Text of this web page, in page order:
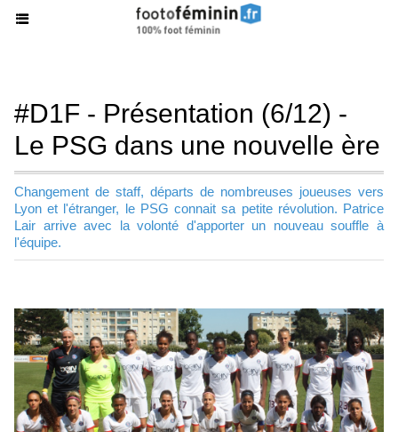
#D1F - Présentation (6/12) -
Le PSG dans une nouvelle ère
Changement de staff, départs de nombreuses joueuses vers
Lyon et l'étranger, le PSG connait sa petite révolution. Patrice
Lair arrive avec la volonté d'apporter un nouveau souffle à
l'équipe.